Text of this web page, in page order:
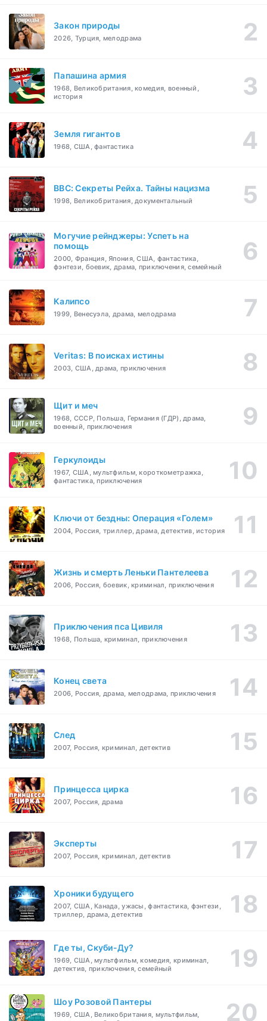
Закон природы
2026, Турция, мелодрама
Папашина армия
1968, Великобритания, комедия, военный,
история
Земля гигантов
1968, США, фантастика
BBC: Секреты Рейха. Тайны нацизма
1998, Великобритания, документальный
Могучие рейнджеры: Успеть на
помощь
2000, Франция, Япония, США, фантастика,
фэнтези, боевик, драма, приключения, семейный
Калипсо
1999, Венесуэла, драма, мелодрама
Veritas: В поисках истины
2003, США, драма, приключения
Щит и меч
1968, СССР, Польша, Германия (ГДР), драма,
военный, приключения
Геркулоиды
1967, США, мультфильм, короткометражка,
фантастика, приключения
Ключи от бездны: Операция «Голем»
2004, Россия, триллер, драма, детектив, история
Жизнь и смерть Леньки Пантелеева
2006, Россия, боевик, криминал, приключения
Приключения пса Цивиля
1968, Польша, криминал, приключения
Конец света
2006, Россия, драма, мелодрама, приключения
След
2007, Россия, криминал, детектив
Принцесса цирка
2007, Россия, драма
Эксперты
2007, Россия, криминал, детектив
Хроники будущего
2007, США, Канада, ужасы, фантастика, фэнтези,
триллер, драма, детектив
Где ты, Скуби-Ду?
1969, США, мультфильм, комедия, криминал,
детектив, приключения, семейный
Шоу Розовой Пантеры
1969, США, Великобритания, мультфильм,